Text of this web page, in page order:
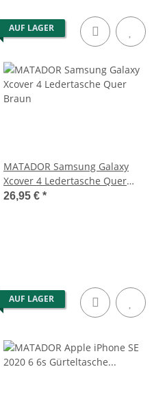
AUF LAGER
MATADOR Samsung Galaxy
Xcover 4 Ledertasche Quer
Braun
26,95 € *
AUF LAGER